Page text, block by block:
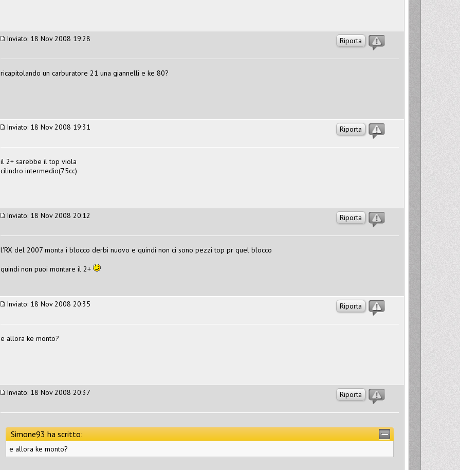
Riporta
Inviato: 18 Nov 2008 19:28
ricapitolando un carburatore 21 una giannelli e ke 80?
Riporta
Inviato: 18 Nov 2008 19:31
il 2+ sarebbe il top viola
cilindro intermedio(75cc)
Riporta
Inviato: 18 Nov 2008 20:12
l'RX del 2007 monta i blocco derbi nuovo e quindi non ci sono pezzi top pr quel blocco
quindi non puoi montare il 2+
Riporta
Inviato: 18 Nov 2008 20:35
e allora ke monto?
Riporta
Inviato: 18 Nov 2008 20:37
Simone93 ha scritto:
e allora ke monto?